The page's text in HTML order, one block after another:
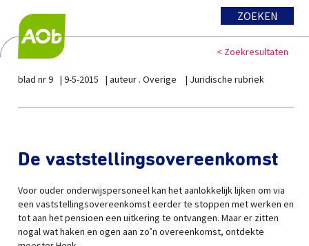
ZOEKEN
< Zoekresultaten
blad nr 9 9-5-2015 auteur . Overige Juridische rubriek
De vaststellingsovereenkomst
Voor ouder onderwijspersoneel kan het aanlokkelijk lijken om via
een vaststellingsovereenkomst eerder te stoppen met werken en
tot aan het pensioen een uitkering te ontvangen. Maar er zitten
nogal wat haken en ogen aan zo’n overeenkomst, ontdekte